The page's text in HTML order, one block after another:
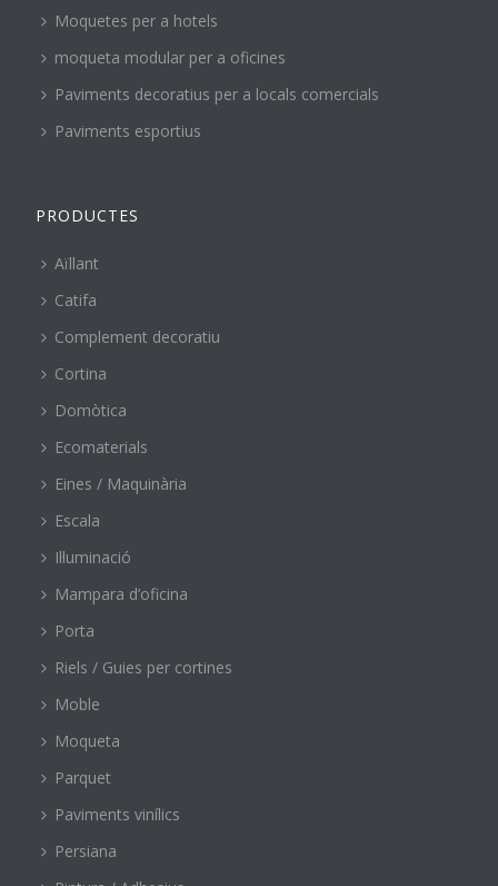
Moquetes per a hotels
moqueta modular per a oficines
Paviments decoratius per a locals comercials
Paviments esportius
PRODUCTES
Aïllant
Catifa
Complement decoratiu
Cortina
Domòtica
Ecomaterials
Eines / Maquinària
Escala
Il·luminació
Mampara d’oficina
Porta
Riels / Guies per cortines
Moble
Moqueta
Parquet
Paviments vinílics
Persiana